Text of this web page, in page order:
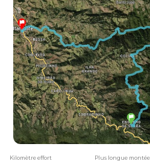
Kilomètre effort Plus longue montée